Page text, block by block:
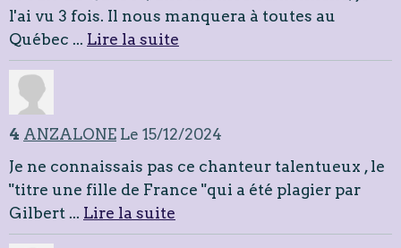
l'ai vu 3 fois. Il nous manquera à toutes au
Québec ... Lire la suite
4 ANZALONE Le 15/12/2024
Je ne connaissais pas ce chanteur talentueux , le
"titre une fille de France "qui a été plagier par
Gilbert ... Lire la suite